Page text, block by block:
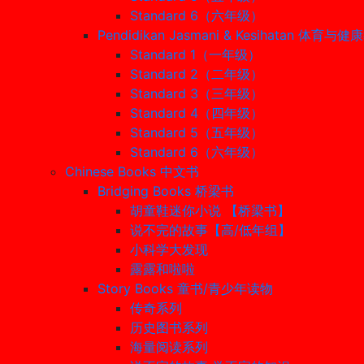
Standard 6（六年级）
Pendidikan Jasmani & Kesihatan 体育与健
Standard 1（一年级）
Standard 2（二年级）
Standard 3（三年级）
Standard 4（四年级）
Standard 5（五年级）
Standard 6（六年级）
Chinese Books 中文书
Bridging Books 桥梁书
胡童鞋迷你小说 【桥梁书】
说不完的故事【高/低年组】
小科学大发现
露露和啦啦
Story Books 童书/青少年读物
传奇系列
历史图书系列
海量阅读系列